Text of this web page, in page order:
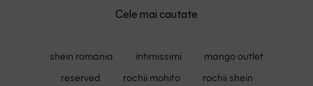
Cele mai cautate
shein romania intimissimi
mango outlet
reserved
rochii mohito
rochii shein